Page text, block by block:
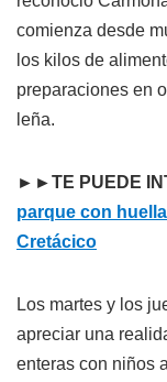
comienza desde
los kilos de
preparaciones en
leña.
►►TE PUEDE
parque con
Cretácico
Los martes y los
apreciar una
enteras con niños